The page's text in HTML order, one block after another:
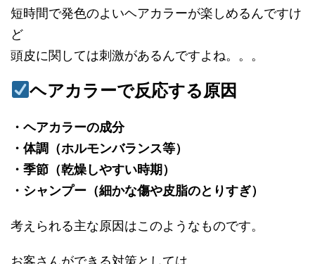
短時間で発色のよいヘアカラーが楽しめるんですけ
ど
頭皮に関しては刺激があるんですよね。。。
ヘアカラーで反応する原因
・ヘアカラーの成分
・体調（ホルモンバランス等）
・季節（乾燥しやすい時期）
・シャンプー（細かな傷や皮脂のとりすぎ）
考えられる主な原因はこのようなものです。
お客さんができる対策としては